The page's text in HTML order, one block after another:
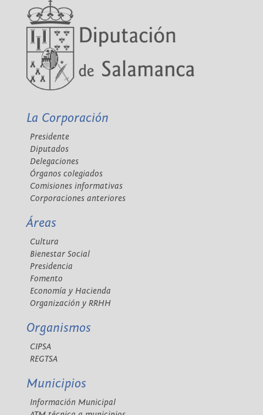
La Corporación
Presidente
Diputados
Delegaciones
Órganos colegiados
Comisiones informativas
Corporaciones anteriores
Áreas
Cultura
Bienestar Social
Presidencia
Fomento
Economía y Hacienda
Organización y RRHH
Organismos
CIPSA
REGTSA
Municipios
Información Municipal